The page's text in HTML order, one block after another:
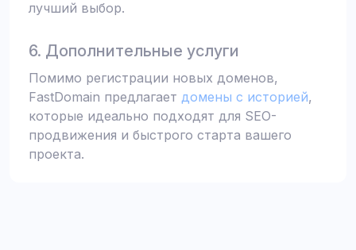
лучший выбор.
6. Дополнительные услуги
Помимо регистрации новых доменов,
FastDomain предлагает домены с историей,
которые идеально подходят для SEO-
продвижения и быстрого старта вашего
проекта.